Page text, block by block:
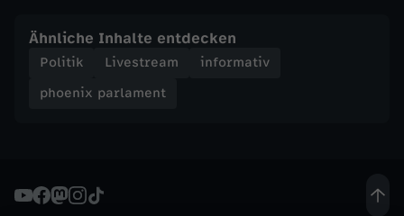
n
M
Ähnliche Inhalte entdecken
Politik Livestream
informativ
phoenix parlament